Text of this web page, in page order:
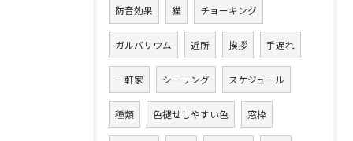
防音効果 猫 チョーキング
ガルバリウム 近所 挨拶 手遅れ
一軒家 シーリング スケジュール
種類 色褪せしやすい色 窓枠